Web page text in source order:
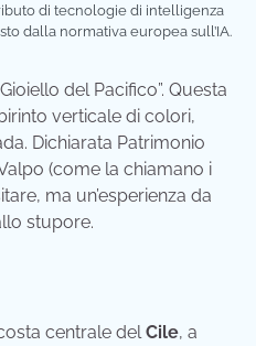
di tecnologie di intelligenza
dalla normativa europea sull’IA.
del Pacifico”. Questa
verticale di colori,
Dichiarata Patrimonio
(come la chiamano i
ma un’esperienza da
stupore.
centrale del Cile, a